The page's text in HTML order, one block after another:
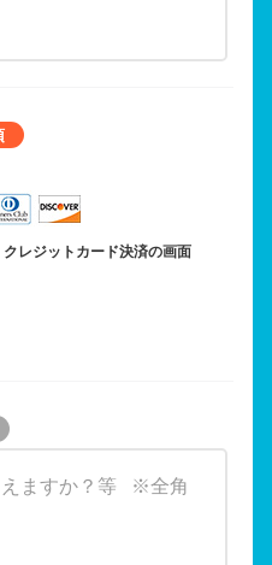
レジットカード決済の画面